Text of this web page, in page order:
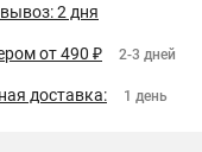
2 дня
от 490 ₽ 2-3 дней
доставка: 1 день